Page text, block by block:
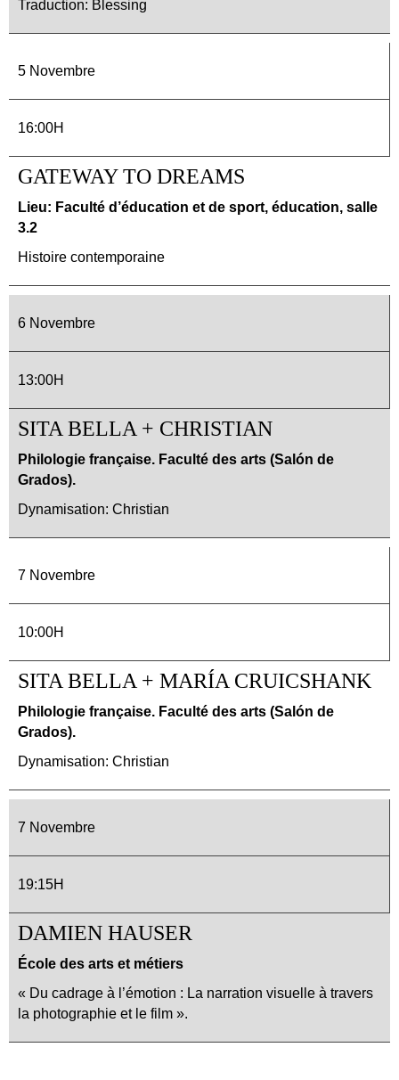
Traduction: Blessing
5 Novembre
16:00H
GATEWAY TO DREAMS
Lieu: Faculté d’éducation et de sport, éducation, salle
3.2
Histoire contemporaine
6 Novembre
13:00H
SITA BELLA + CHRISTIAN
Philologie française. Faculté des arts (Salón de
Grados).
Dynamisation: Christian
7 Novembre
10:00H
SITA BELLA + MARÍA CRUICSHANK
Philologie française. Faculté des arts (Salón de
Grados).
Dynamisation: Christian
7 Novembre
19:15H
DAMIEN HAUSER
École des arts et métiers
« Du cadrage à l’émotion : La narration visuelle à travers
la photographie et le film ».